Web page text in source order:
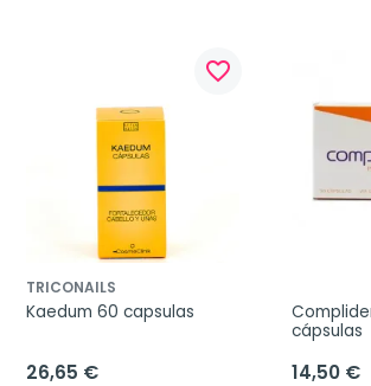
favorite_border
TRICONAILS
Kaedum 60 capsulas
26,65 €
cápsulas
14,50 €